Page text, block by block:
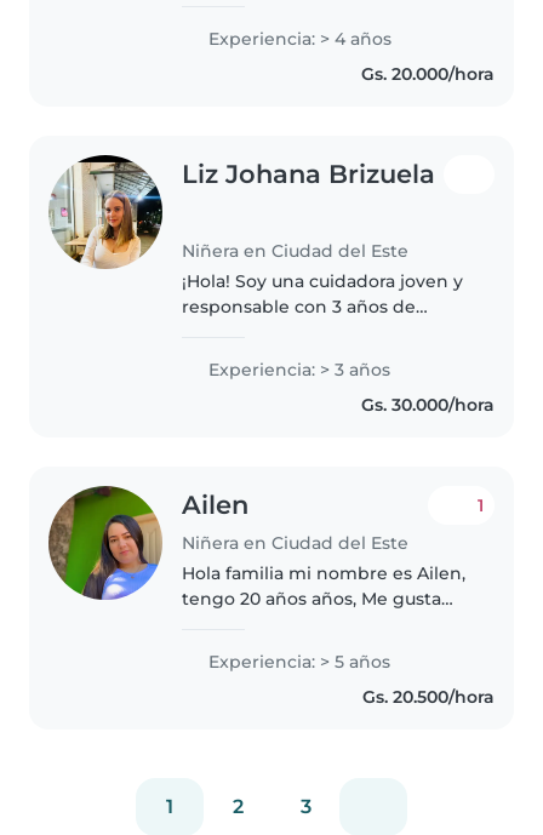
cuidado de niños de todas las
edades. Me encanta dibujar y
hacer manualidades, y estoy
Experiencia: > 4 años
Gs. 20.000/hora
Liz Johana Brizuela
Niñera en Ciudad del Este
¡Hola! Soy una cuidadora joven y
responsable con 3 años de
bebés y niños pequeños. Tengo
experiencia trabajando con
niños con necesidades
Experiencia: > 3 años
Gs. 30.000/hora
Ailen
Niñera en Ciudad del Este
1
Hola familia mi nombre es Ailen,
tengo 20 años años, Me gusta
familia. Tengo experiencias en
cuidado de los niños desde..
Experiencia: > 5 años
Gs. 20.500/hora
1 2 3